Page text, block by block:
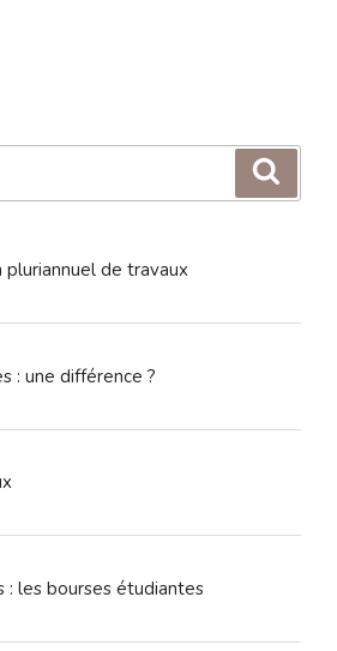
de travaux
: une différence ?
: les bourses étudiantes